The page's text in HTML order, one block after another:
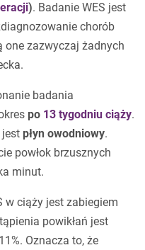
). Badanie WES jest
chorób
one zazwyczaj żadnych
badania
po 13 tygodniu ciąży.
jest płyn owodniowy.
powłok brzusznych
minut.
w ciąży jest zabiegiem
powikłań jest
Oznacza to, że